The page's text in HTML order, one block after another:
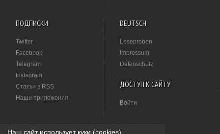
Наш сайт использует куки (cookies).
ПОДПИСКИ
Twitter
Facebook
Telegram
Instagram
Статьи в RSS
Наши приложения
DEUTSCH
Leseproben
Impressum
Datenschutz
ДОСТУП К САЙТУ
Войти